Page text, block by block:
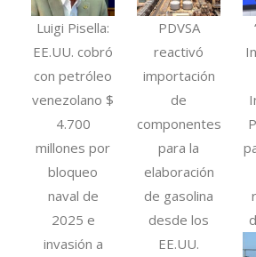
Luigi Pisella:
EE.UU. cobró
con petróleo
venezolano $
4.700
millones por
bloqueo
naval de
2025 e
invasión a
PDVSA
reactivó
importación
de
componentes
para la
elaboración
de gasolina
desde los
EE.UU.